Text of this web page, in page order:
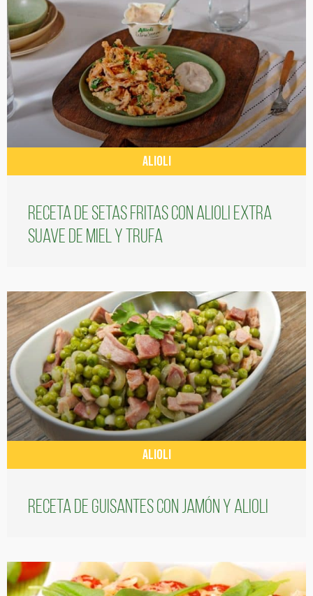
ALIOLI
Receta de setas fritas con alioli extra
suave de miel y trufa
ALIOLI
Receta de guisantes con jamón y alioli